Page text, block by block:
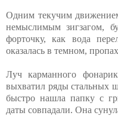
Одним текучим
немыслимым зигзагом,
форточку, как вода
оказалась в темном,
Луч карманного
выхватил ряды стальных
быстро нашла папку с
даты совпадали. Она